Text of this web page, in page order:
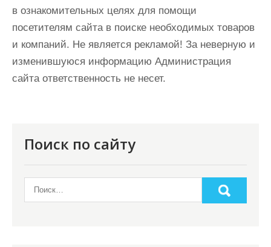
в ознакомительных целях для помощи
посетителям сайта в поиске необходимых товаров
и компаний. Не является рекламой! За неверную и
изменившуюся информацию Администрация
сайта ответственность не несет.
Поиск по сайту